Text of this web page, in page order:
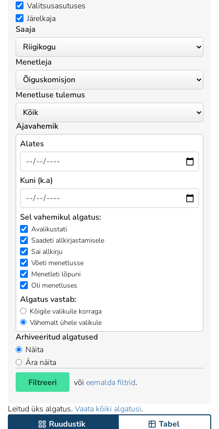
Valitsusasutuses
Järelkaja
Saaja
Menetleja
Menetluse tulemus
Ajavahemik
Alates
Kuni (k.a)
Sel vahemikul algatus:
Avalikustati
Saadeti allkirjastamisele
Sai allkirju
Võeti menetlusse
Menetleti lõpuni
Oli menetluses
Algatus vastab:
Kõigile valikuile korraga
Vähemalt ühele valikule
Arhiveeritud algatused
Näita
Ära näita
Filtreeri
või eemalda filtrid.
Leitud üks algatus. Vaata kõiki algatusi.
Ruudustik
Tabel